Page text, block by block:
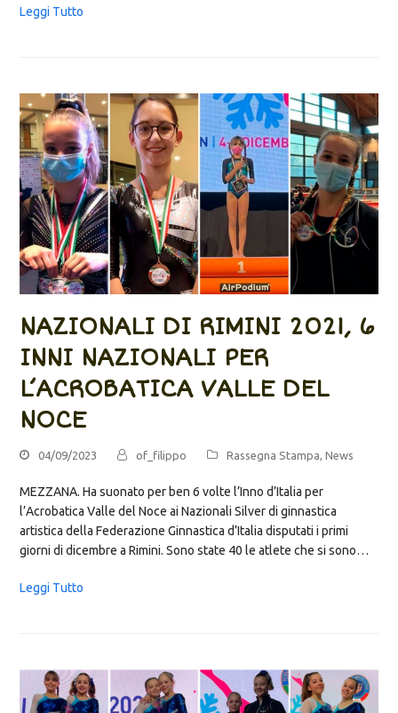
Leggi Tutto
NAZIONALI DI RIMINI 2021, 6
INNI NAZIONALI PER
L’ACROBATICA VALLE DEL
NOCE
04/09/2023 of_filippo Rassegna Stampa,News
MEZZANA. Ha suonato per ben 6 volte l’Inno d’Italia per
l’Acrobatica Valle del Noce ai Nazionali Silver di ginnastica
artistica della Federazione Ginnastica d’Italia disputati i primi
giorni di dicembre a Rimini. Sono state 40 le atlete che si sono…
Leggi Tutto